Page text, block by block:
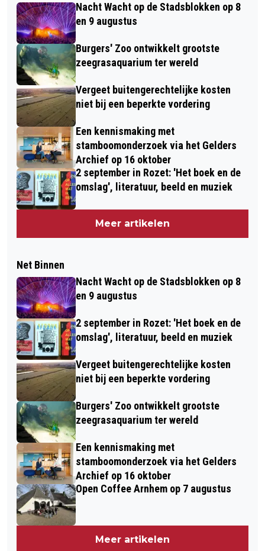
Nacht Wacht op de Stadsblokken op 8
en 9 augustus
Burgers' Zoo ontwikkelt grootste
zeegrasaquarium ter wereld
Vergeet buitengerechtelijke kosten
niet bij een beperkte vordering
Een kennismaking met
stamboomonderzoek via het Gelders
Archief op 16 oktober
2 september in Rozet: 'Het boek en de
omslag', literatuur, beeld en muziek
Meer artikelen
Net Binnen
Nacht Wacht op de Stadsblokken op 8
en 9 augustus
2 september in Rozet: 'Het boek en de
omslag', literatuur, beeld en muziek
Vergeet buitengerechtelijke kosten
niet bij een beperkte vordering
Burgers' Zoo ontwikkelt grootste
zeegrasaquarium ter wereld
Een kennismaking met
stamboomonderzoek via het Gelders
Archief op 16 oktober
Open Coffee Arnhem op 7 augustus
Meer artikelen